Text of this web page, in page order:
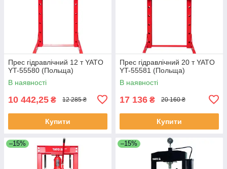
Прес гідравлічний 12 т YATO
YT-55580 (Польща)
В наявності
10 442,25 ₴ 12 285 ₴
Купити
Прес гідравлічний 20 т YATO
YT-55581 (Польща)
В наявності
17 136 ₴ 20 160 ₴
Купити
–15% –15%